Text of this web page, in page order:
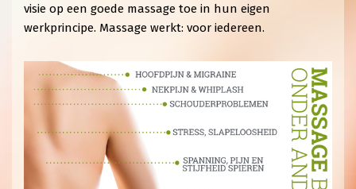
visie op een goede massage toe in hun eigen
werkprincipe. Massage werkt: voor iedereen.